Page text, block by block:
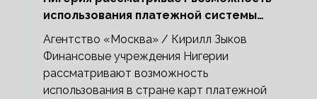
использования платежной системы
«Мир»
Агентство «Москва» / Кирилл Зыков
Финансовые учреждения Нигерии
рассматривают возможность
использования в стране карт платежной